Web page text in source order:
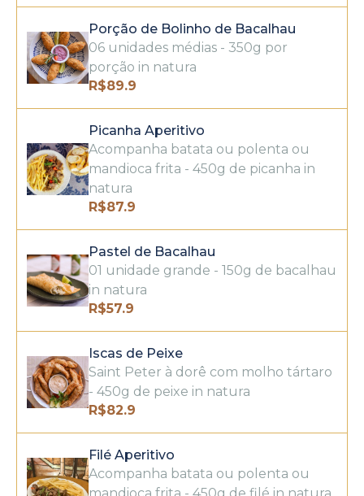
Porção de Bolinho de Bacalhau
06 unidades médias - 350g por
porção in natura
R$89.9
Picanha Aperitivo
Acompanha batata ou polenta ou
mandioca frita - 450g de picanha in
natura
R$87.9
Pastel de Bacalhau
01 unidade grande - 150g de bacalhau
in natura
R$57.9
Iscas de Peixe
Saint Peter à dorê com molho tártaro
- 450g de peixe in natura
R$82.9
Filé Aperitivo
Acompanha batata ou polenta ou